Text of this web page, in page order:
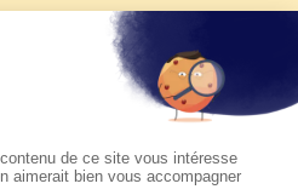
d'été 2026 de KTO
pastorale du pape Léon
à suivre sur KTO le
août